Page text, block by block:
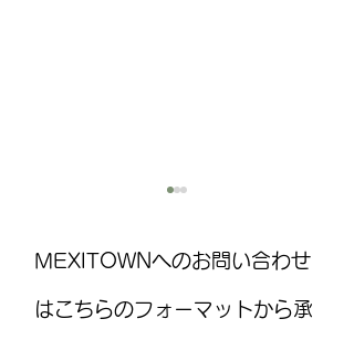
MEXITOWNへのお問い合わせ
はこちらのフォーマットから承